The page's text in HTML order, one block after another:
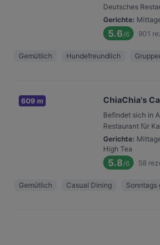
Deutsches
Gerichte:
5.6/6 901
Gemütlich Hundefreundlich
609 m ChiaChia's
Befindet sich in
Restaurant für
Gerichte:
High Tea
5.8/6 58
Gemütlich Casual Dining Sonntags